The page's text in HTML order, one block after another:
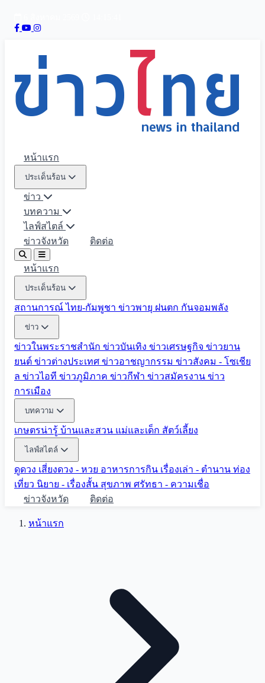
หน้าแรก
ประเด็นร้อน
ข่าว
บทความ
ไลฟ์สไตล์
ข่าวจังหวัด
ติดต่อ
หน้าแรก
ประเด็นร้อน
สถานการณ์ ไทย-กัมพูชา ข่าวพายุ ฝนตก กันจอมพลัง
ข่าว
ข่าวในพระราชสำนัก ข่าวบันเทิง ข่าวเศรษฐกิจ ข่าวยาน
ยนต์ ข่าวต่างประเทศ ข่าวอาชญากรรม ข่าวสังคม - โซเชีย
ล ข่าวไอที ข่าวภูมิภาค ข่าวกีฬา ข่าวสมัครงาน ข่าว
การเมือง
บทความ
เกษตรน่ารู้ บ้านและสวน แม่และเด็ก สัตว์เลี้ยง
ไลฟ์สไตล์
ดูดวง เสี่ยงดวง - หวย อาหารการกิน เรื่องเล่า - ตำนาน ท่อง
เที่ยว นิยาย - เรื่องสั้น สุขภาพ ศรัทธา - ความเชื่อ
ข่าวจังหวัด
ติดต่อ
หน้าแรก